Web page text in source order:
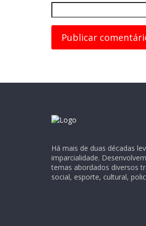
Há mais de duas décadas
imparcialidade.
temas abordados diversos
social, esporte, cultural,